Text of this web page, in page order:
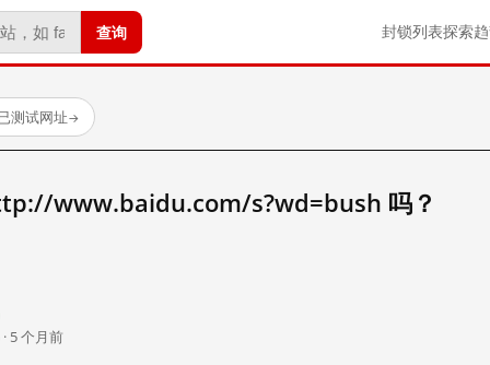
查询 封锁列表探索
测试网址→
www.baidu.com/s?wd=bush 吗？
5 个月前